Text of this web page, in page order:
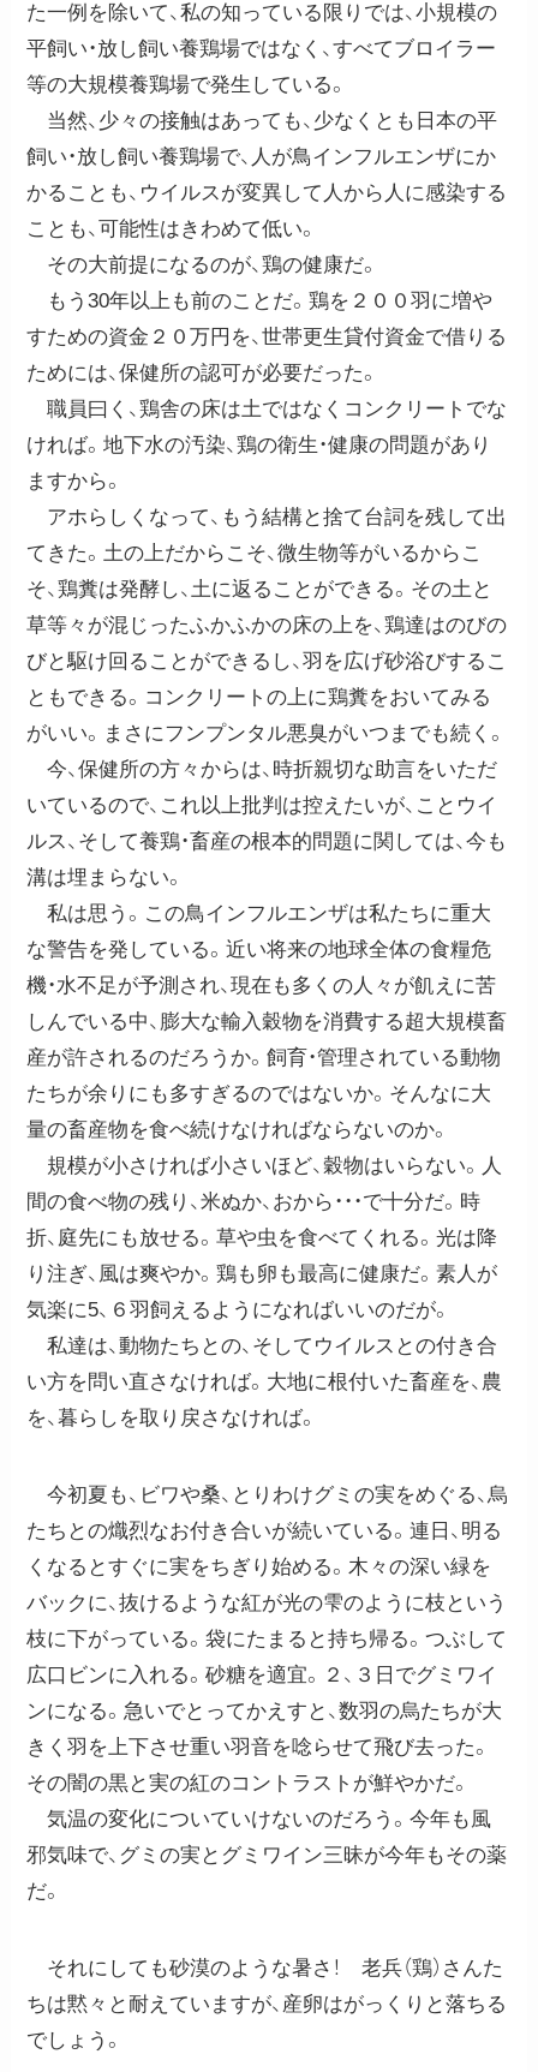
た一例を除いて、私の知っている限りでは、小規模の
平飼い・放し飼い養鶏場ではなく、すべてブロイラー
等の大規模養鶏場で発生している。
当然、少々の接触はあっても、少なくとも日本の平
飼い・放し飼い養鶏場で、人が鳥インフルエンザにか
かることも、ウイルスが変異して人から人に感染する
ことも、可能性はきわめて低い。
その大前提になるのが、鶏の健康だ。
もう30年以上も前のことだ。鶏を２００羽に増や
すための資金２０万円を、世帯更生貸付資金で借りる
ためには、保健所の認可が必要だった。
職員曰く、鶏舎の床は土ではなくコンクリートでな
ければ。地下水の汚染、鶏の衛生・健康の問題があり
ますから。
アホらしくなって、もう結構と捨て台詞を残して出
てきた。土の上だからこそ、微生物等がいるからこ
そ、鶏糞は発酵し、土に返ることができる。その土と
草等々が混じったふかふかの床の上を、鶏達はのびの
びと駆け回ることができるし、羽を広げ砂浴びするこ
ともできる。コンクリートの上に鶏糞をおいてみる
がいい。まさにフンプンタル悪臭がいつまでも続く。
今、保健所の方々からは、時折親切な助言をいただ
いているので、これ以上批判は控えたいが、ことウイ
ルス、そして養鶏・畜産の根本的問題に関しては、今も
溝は埋まらない。
私は思う。この鳥インフルエンザは私たちに重大
な警告を発している。近い将来の地球全体の食糧危
機・水不足が予測され、現在も多くの人々が飢えに苦
しんでいる中、膨大な輸入穀物を消費する超大規模畜
産が許されるのだろうか。飼育・管理されている動物
たちが余りにも多すぎるのではないか。そんなに大
量の畜産物を食べ続けなければならないのか。
規模が小さければ小さいほど、穀物はいらない。人
間の食べ物の残り、米ぬか、おから・・・で十分だ。時
折、庭先にも放せる。草や虫を食べてくれる。光は降
り注ぎ、風は爽やか。鶏も卵も最高に健康だ。素人が
気楽に5、６羽飼えるようになればいいのだが。
私達は、動物たちとの、そしてウイルスとの付き合
い方を問い直さなければ。大地に根付いた畜産を、農
を、暮らしを取り戻さなければ。
今初夏も、ビワや桑、とりわけグミの実をめぐる、烏
たちとの熾烈なお付き合いが続いている。連日、明る
くなるとすぐに実をちぎり始める。木々の深い緑を
バックに、抜けるような紅が光の雫のように枝という
枝に下がっている。袋にたまると持ち帰る。つぶして
広口ビンに入れる。砂糖を適宜。２、３日でグミワイ
ンになる。急いでとってかえすと、数羽の烏たちが大
きく羽を上下させ重い羽音を唸らせて飛び去った。
その闇の黒と実の紅のコントラストが鮮やかだ。
気温の変化についていけないのだろう。今年も風
邪気味で、グミの実とグミワイン三昧が今年もその薬
だ。
それにしても砂漠のような暑さ！ 老兵（鶏）さんた
ちは黙々と耐えていますが、産卵はがっくりと落ちる
でしょう。